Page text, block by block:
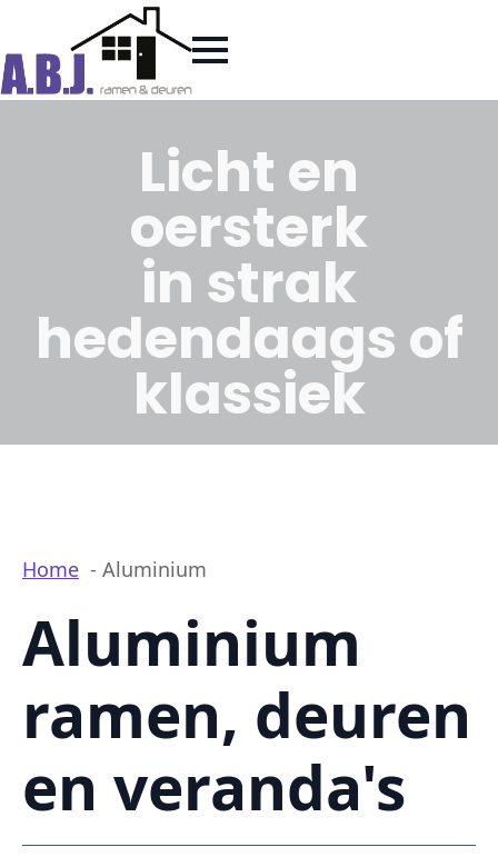
Licht en
oersterk
in strak
hedendaags of
klassiek
Home Aluminium
Aluminium
ramen, deuren
en veranda's